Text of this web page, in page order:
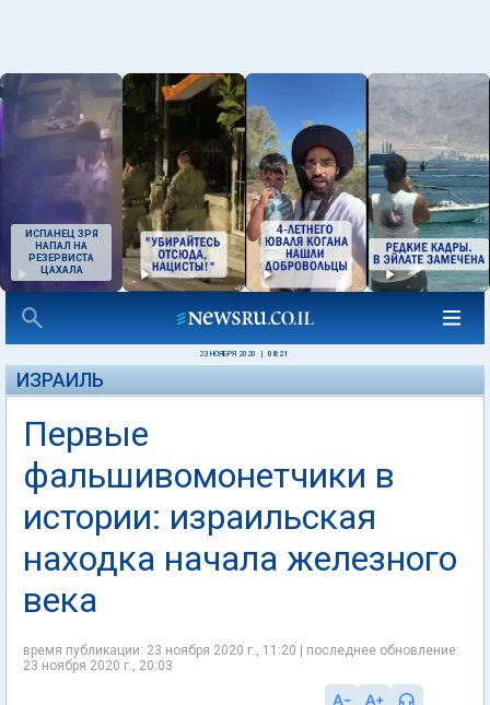
ИСПАНЕЦ ЗРЯ
НАПАЛ НА
РЕЗЕРВИСТА
ЦАХАЛА
23 НОЯБРЯ 2020 08:21
ИЗРАИЛЬ
Первые
фальшивомонетчики в
истории: израильская
находка начала железного
века
время публикации: 23 ноября 2020 г., 11:20 | последнее обновление:
23 ноября 2020 г., 20:03